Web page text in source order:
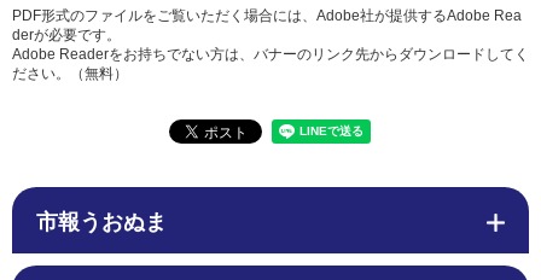
PDF形式のファイルをご覧いただく場合には、Adobe社が提供するAdobe Rea
derが必要です。
Adobe Readerをお持ちでない方は、バナーのリンク先からダウンロードしてく
ださい。（無料）
市報うおぬま